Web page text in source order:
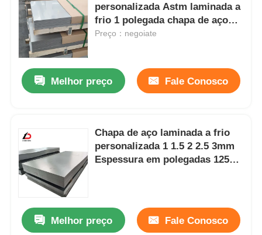
personalizada Astm laminada a
frio 1 polegada chapa de aço
3mm polida
Preço：negoiate
Melhor preço Fale Conosco
Chapa de aço laminada a frio
personalizada 1 1.5 2 2.5 3mm
Espessura em polegadas 1250
Melhor preço
Fale Conosco